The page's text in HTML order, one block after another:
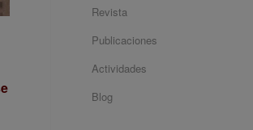
Revista
Publicaciones
Actividades
Blog